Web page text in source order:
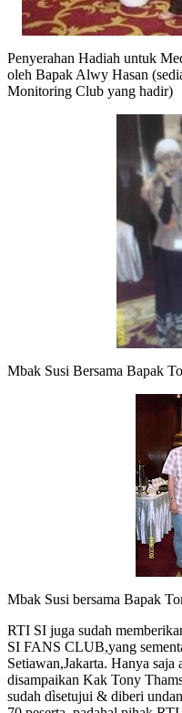
Penyerahan Hadiah untuk
oleh Bapak Alwy Hasan
Monitoring Club yang hadir)
Mbak Susi Bersama Bapak
Mbak Susi bersama Bapak
RTI SI juga sudah
SI FANS CLUB,yang
Setiawan,Jakarta. Hanya
disampaikan Kak Tony
sudah dìsetujui & diberi